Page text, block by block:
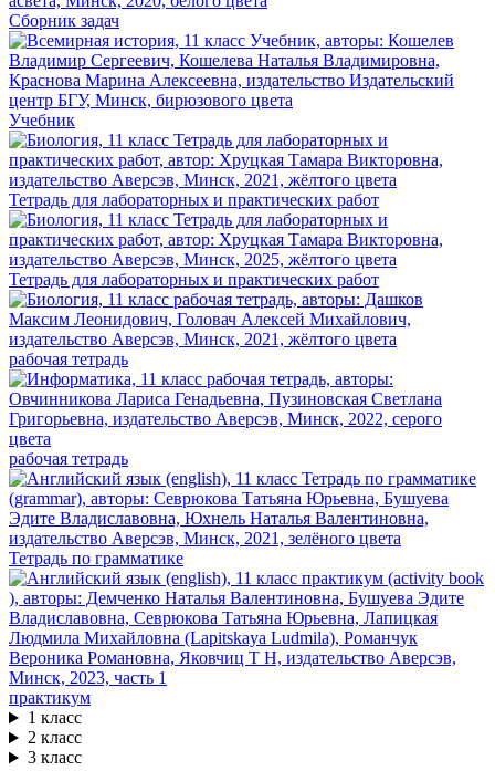
Сборник задач
Учебник
Тетрадь для лабораторных и практических работ
Тетрадь для лабораторных и практических работ
рабочая тетрадь
рабочая тетрадь
Тетрадь по грамматике
практикум
1 класс
2 класс
3 класс